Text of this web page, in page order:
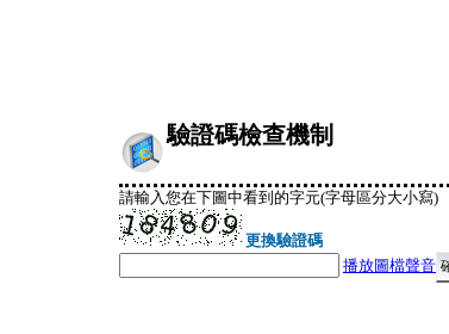
驗證碼檢查機制
請輸入您在下圖中看到的字元(字母區分大小寫)
更換驗證碼
播放圖檔聲音